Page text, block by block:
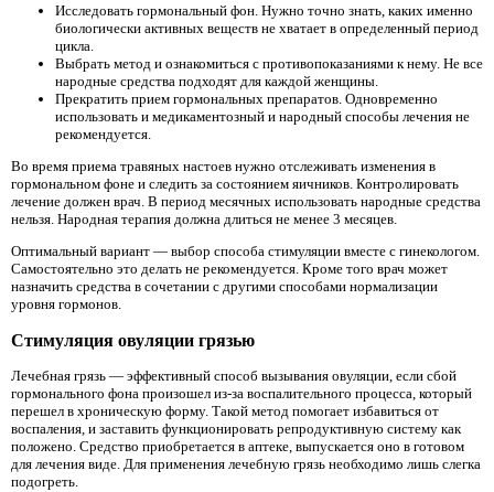
Исследовать гормональный фон. Нужно точно знать, каких именно
биологически активных веществ не хватает в определенный период
цикла.
Выбрать метод и ознакомиться с противопоказаниями к нему. Не все
народные средства подходят для каждой женщины.
Прекратить прием гормональных препаратов. Одновременно
использовать и медикаментозный и народный способы лечения не
рекомендуется.
Во время приема травяных настоев нужно отслеживать изменения в
гормональном фоне и следить за состоянием яичников. Контролировать
лечение должен врач. В период месячных использовать народные средства
нельзя. Народная терапия должна длиться не менее 3 месяцев.
Оптимальный вариант — выбор способа стимуляции вместе с гинекологом.
Самостоятельно это делать не рекомендуется. Кроме того врач может
назначить средства в сочетании с другими способами нормализации
уровня гормонов.
Стимуляция овуляции грязью
Лечебная грязь — эффективный способ вызывания овуляции, если сбой
гормонального фона произошел из-за воспалительного процесса, который
перешел в хроническую форму. Такой метод помогает избавиться от
воспаления, и заставить функционировать репродуктивную систему как
положено. Средство приобретается в аптеке, выпускается оно в готовом
для лечения виде. Для применения лечебную грязь необходимо лишь слегка
подогреть.